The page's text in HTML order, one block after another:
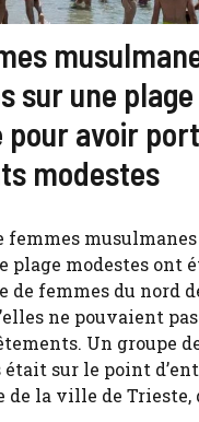
sur une
pour avoir
modestes
femmes
plage modestes ont
de femmes du nord
ne pouvaient pas
Un groupe
sur le point
de la ville de Trieste,